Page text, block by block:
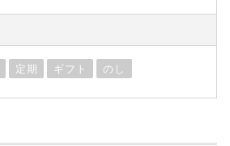
定期 ギフト のし